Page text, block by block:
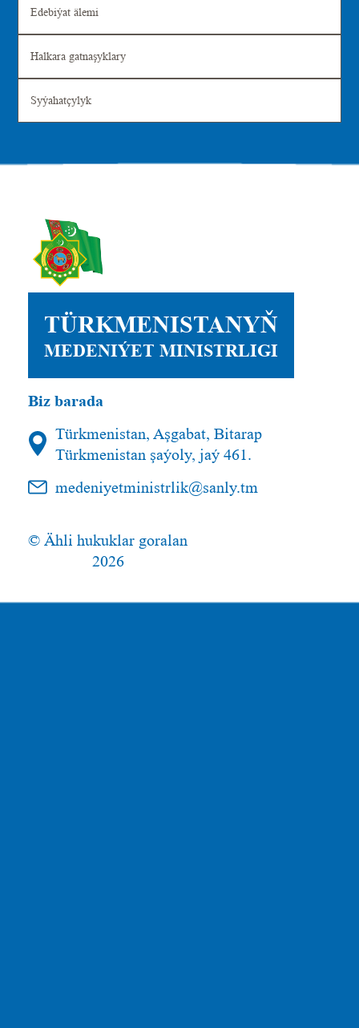
Edebiýat älemi
Halkara gatnaşyklary
Syýahatçylyk
TÜRKMENISTANYŇ
MEDENIÝET MINISTRLIGI
Biz barada
Türkmenistan, Aşgabat, Bitarap
Türkmenistan şaýoly, jaý 461.
medeniyetministrlik@sanly.tm
© Ähli hukuklar goralan
2026